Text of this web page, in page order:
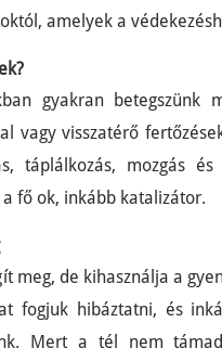
amelyek a
gyakran betegszünk
vagy visszatérő
táplálkozás, mozgás
fő ok, inkább katalizátor.
meg, de kihasználja a
fogjuk hibáztatni, és
Mert a tél nem